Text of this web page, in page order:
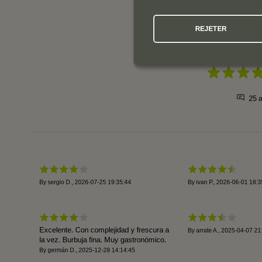
25
By sergio D., 2026-07-25 19:35:44 By ivan P., 2026-06-01
Excelente. Con complejidad y frescura a
la vez. Burbuja fina. Muy gastronómico.
By germán D., 2025-12-28 14:14:45
By arrate A., 2025-04-07
REJETER